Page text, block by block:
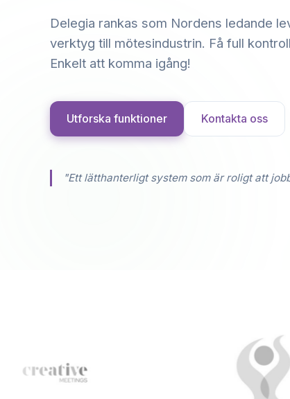
Delegia rankas som Nordens ledande
verktyg till mötesindustrin. Få full
Enkelt att komma igång!
Utforska funktioner Kontakta oss
"Ett lätthanterligt system som är roligt att